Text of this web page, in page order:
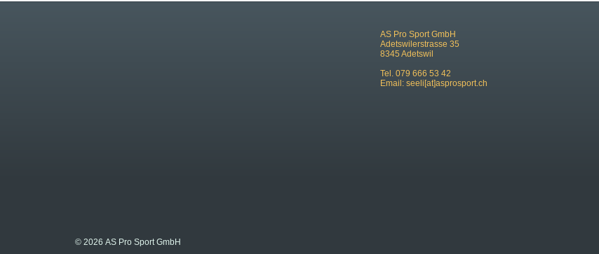
AS Pro Sport GmbH
Adetswilerstrasse 35
8345 Adetswil
Tel. 079 666 53 42
Email: seeli[at]asprosport.ch
© 2026 AS Pro Sport GmbH